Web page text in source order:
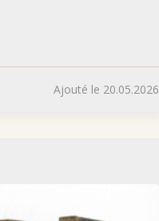
Ajouté le 20.05.2026